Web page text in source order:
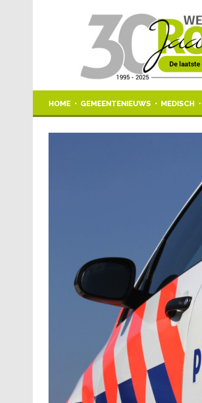
HOME GEMEENTENIEUWS MEDISCH